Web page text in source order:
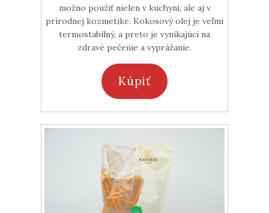
možno použiť nielen v kuchyni, ale aj v
prírodnej kozmetike. Kokosový olej je veľmi
termostabilný, a preto je vynikajúci na
zdravé pečenie a vyprážanie.
Kúpiť